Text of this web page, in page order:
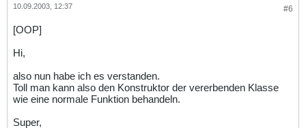
#6
10.09.2003, 12:37
[OOP]
Hi,
also nun habe ich es verstanden.
Toll man kann also den Konstruktor der vererbenden Klasse
wie eine normale Funktion behandeln.
Super,